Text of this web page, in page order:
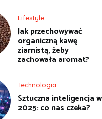
Lifestyle
Jak przechowywać
organiczną kawę
ziarnistą, żeby
zachowała aromat?
Technologia
Sztuczna inteligencja w
2025: co nas czeka?